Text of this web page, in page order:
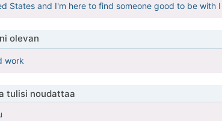
States and I'm here to find someone good to be with
olevan
work
tulisi noudattaa